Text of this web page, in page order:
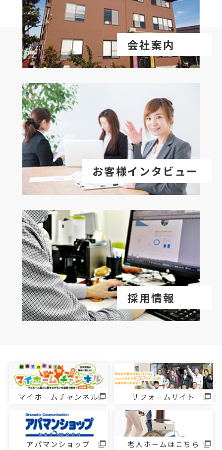
会社案内
お客様インタビュー
採用情報
マイホームチャンネル リフォームサイト
アパマンショップ 老人ホームはこちら